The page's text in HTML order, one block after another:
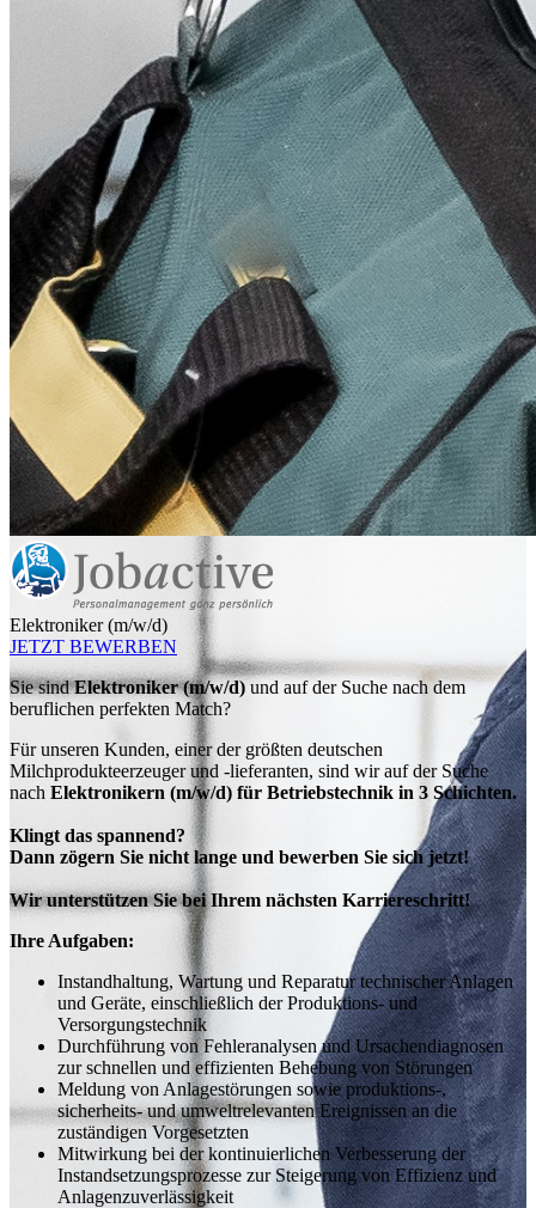
Elektroniker (m/w/d)
JETZT BEWERBEN
Sie sindElektroniker (m/w/d) und auf der Suche nach dem
beruflichen perfekten Match?
Für unseren Kunden, einer der größten deutschen
Milchprodukteerzeuger und -lieferanten, sind wir auf der Suche
nach Elektronikern (m/w/d) für Betriebstechnik in 3 Schichten.
Klingt das spannend?
Dann zögern Sie nicht lange und bewerben Sie sich jetzt!
Wir unterstützen Sie bei Ihrem nächsten Karriereschritt!
Ihre Aufgaben:
Instandhaltung, Wartung und Reparatur technischer Anlagen
und Geräte, einschließlich der Produktions- und
Versorgungstechnik
Durchführung von Fehleranalysen und Ursachen­diagnosen
zur schnellen und effizienten Behebung von Störungen
Meldung von Anlagestörungen sowie produktions-,
sicherheits- und umweltrelevanten Ereignissen an die
zuständigen Vorgesetzten
Mitwirkung bei der kontinuierlichen Verbesserung der
Instandsetzungsprozesse zur Steigerung von Effizienz und
Anlagenzuverlässigkeit